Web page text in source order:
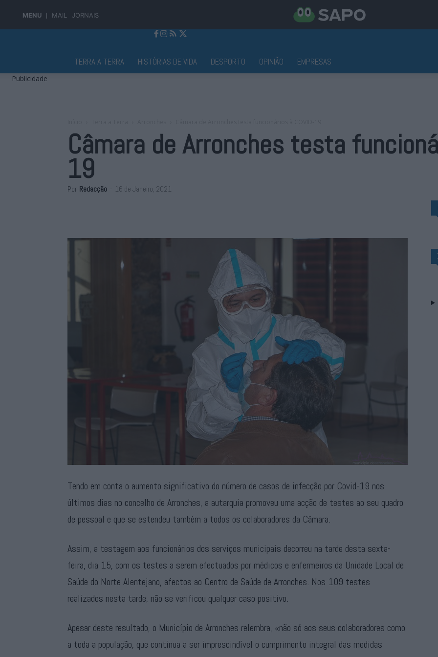
MENU MAIL JORNAIS
TERRA A TERRA HISTÓRIAS DE VIDA DESPORTO OPINIÃO EMPRESAS
Publicidade
Câmara de Arronches testa
19
Por Redacção - 16 de Janeiro, 2021
Tendo em conta o aumento significativo do número de casos de infecção por Covid-19 nos
últimos dias no concelho de Arronches, a autarquia promoveu uma acção de testes ao seu quadro
de pessoal e que se estendeu também a todos os colaboradores da Câmara.
Assim, a testagem aos funcionários dos serviços municipais decorreu na tarde desta sexta-
feira, dia 15, com os testes a serem efectuados por médicos e enfermeiros da Unidade Local de
Saúde do Norte Alentejano, afectos ao Centro de Saúde de Arronches. Nos 109 testes
realizados nesta tarde, não se verificou qualquer caso positivo.
Apesar deste resultado, o Município de Arronches relembra, «não só aos seus colaboradores como
a toda a população, que continua a ser imprescindível o cumprimento integral das medidas